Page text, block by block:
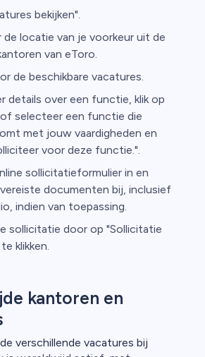
bekijken".
de locatie van je voorkeur uit de
van eToro.
de beschikbare vacatures.
details over een functie, klik op
selecteer een functie die
met jouw vaardigheden en
voor deze functie.".
sollicitatieformulier in en
documenten bij, inclusief
indien van toepassing.
sollicitatie door op "Sollicitatie
klikken.
kantoren en
de verschillende vacatures bij